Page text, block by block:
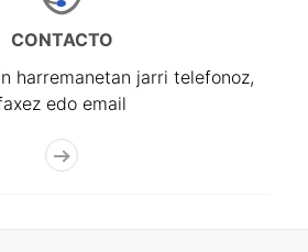
CONTACTO
harremanetan jarri telefonoz,
edo email